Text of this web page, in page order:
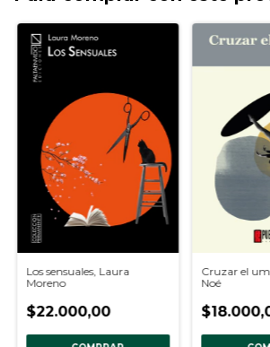
Los sensuales, Laura
Moreno
$22.000,00
Cruzar el
Noé